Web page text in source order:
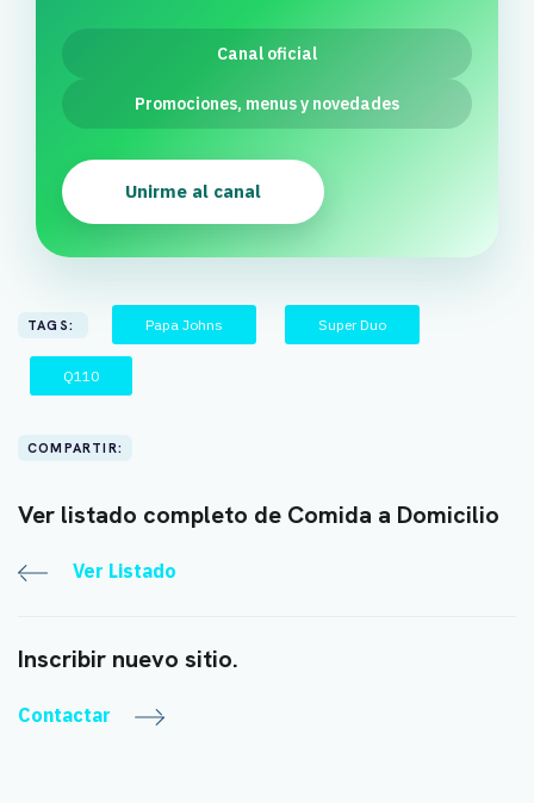
Canal oficial
Promociones, menus y novedades
Unirme al canal
TAGS: Papa Johns Super Duo
Q110
COMPARTIR:
Ver listado completo de Comida a Domicilio
Ver Listado
Inscribir nuevo sitio.
Contactar